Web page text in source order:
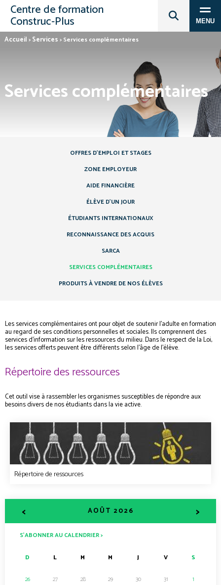
Centre de formation
Construc‑Plus MENU
Accueil > Services > Services complémentaires
Services complémentaires
OFFRES D’EMPLOI ET STAGES
ZONE EMPLOYEUR
AIDE FINANCIÈRE
ÉLÈVE D’UN JOUR
ÉTUDIANTS INTERNATIONAUX
RECONNAISSANCE DES ACQUIS
SARCA
SERVICES COMPLÉMENTAIRES
PRODUITS À VENDRE DE NOS ÉLÈVES
Les services complémentaires ont pour objet de soutenir l’adulte en formation
au regard de ses conditions personnelles et sociales. Ils comprennent des
services d’information sur les ressources du milieu. Dans le respect de la Loi,
les services offerts peuvent être différents selon l’âge de l’élève.
Répertoire des ressources
Cet outil vise à rassembler les organismes susceptibles de répondre aux
besoins divers de nos étudiants dans la vie active.
Répertoire de ressources
< AOÛT 2026 >
S’ABONNER AU CALENDRIER >
D L M M J V S
26 27 28 29 30 31 1